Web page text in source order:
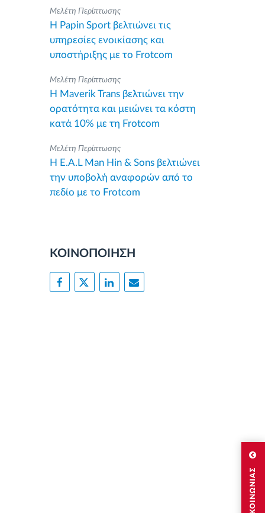
Μελέτη Περίπτωσης
Η Papin Sport βελτιώνει τις
υπηρεσίες ενοικίασης και
υποστήριξης με το Frotcom
Μελέτη Περίπτωσης
Η Maverik Trans βελτιώνει την
ορατότητα και μειώνει τα κόστη
κατά 10% με τη Frotcom
Μελέτη Περίπτωσης
Η E.A.L Man Hin & Sons βελτιώνει
την υποβολή αναφορών από το
πεδίο με το Frotcom
ΚΟΙΝΟΠΟΙΗΣΗ